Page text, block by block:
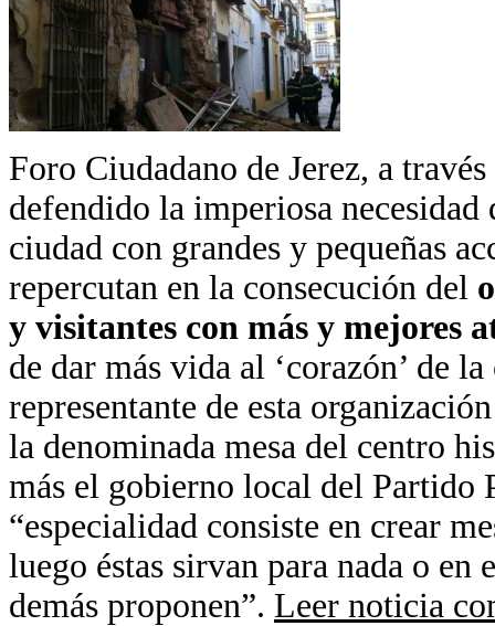
Foro Ciudadano de Jerez, a
defendido la imperiosa
ciudad con grandes y pequeñas
repercutan en la consecución del
y visitantes con más y mejores
de dar más vida al ‘corazón’ de
representante de esta
la denominada mesa del centro
más el gobierno local del Partido
“especialidad consiste en crear
luego éstas sirvan para nada o en
demás proponen”. Leer noticia